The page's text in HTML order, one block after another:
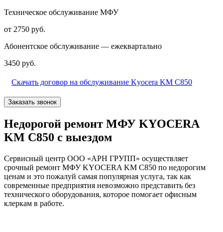
Техническое обслуживание МФУ
от 2750 руб.
Абонентское обслуживание — ежеквартально
3450 руб.
Скачать договор на обслуживание Kyocera KM C850
Заказать звонок
Недорогой ремонт МФУ KYOCERA
KM C850 с выездом
Сервисный центр ООО «АРН ГРУПП» осуществляет
срочный ремонт МФУ KYOCERA KM C850 по недорогим
ценам и это пожалуй самая популярная услуга, так как
современные предприятия невозможно представить без
технического оборудования, которое помогает офисным
клеркам в работе.